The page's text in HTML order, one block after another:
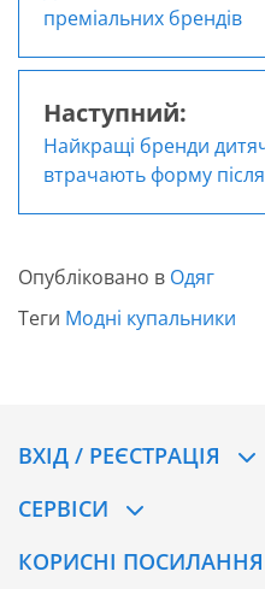
записів
преміальних брендів
Наступний:
Найкращі бренди
втрачають форму
Опубліковано в Одяг
Теги Модні купальники
ВХІД / РЕЄСТРАЦІЯ
CЕРВІСИ
КОРИСНІ ПОСИЛАННЯ